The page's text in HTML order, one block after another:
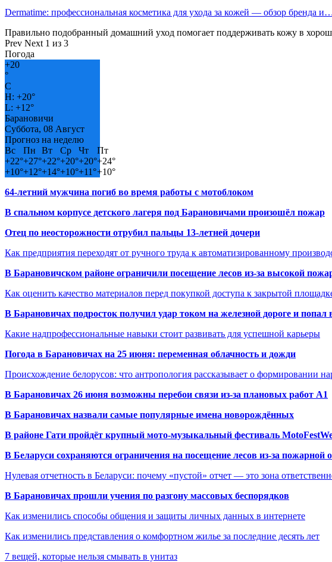
Dermatime: профессиональная косметика для ухода за кожей — обзор бренда
Правильно подобранный домашний уход помогает поддерживать кожу в
Prev Next 1 из 3
Погода
+20
°
C
H: +20°
L: +12°
Барановичи
Суббота, 08 Август
Прогноз на неделю
Вс
Пн Вт Ср Чт
Пт
+22°+27°+22°+20°+20°+24°
+10°+12°+14°+10°+11°+10°
64-летний мужчина погиб во время работы с мотоблоком
В спальном корпусе детского лагеря под Барановичами произошёл пожар
Отец по неосторожности отрубил пальцы 13-летней дочери
Как предприятия переходят от ручного труда к автоматизированному
В Барановичском районе ограничили посещение лесов из-за высокой
Как оценить качество материалов перед покупкой доступа к закрытой
В Барановичах подросток получил удар током на железной дороге и
Какие надпрофессиональные навыки стоит развивать для успешной карьеры
Погода в Барановичах на 25 июня: переменная облачность и дожди
Происхождение белорусов: что антропология рассказывает о формировании
В Барановичах 26 июня возможны перебои связи из-за плановых работ A1
В Барановичах назвали самые популярные имена новорождённых
В районе Гати пройдёт крупный мото-музыкальный фестиваль
В Беларуси сохраняются ограничения на посещение лесов из-за пожарной
Нулевая отчетность в Беларуси: почему «пустой» отчет — это зона
В Барановичах прошли учения по разгону массовых беспорядков
Как изменились способы общения и защиты личных данных в интернете
Как изменились представления о комфортном жилье за последние десять лет
7 вещей, которые нельзя смывать в унитаз